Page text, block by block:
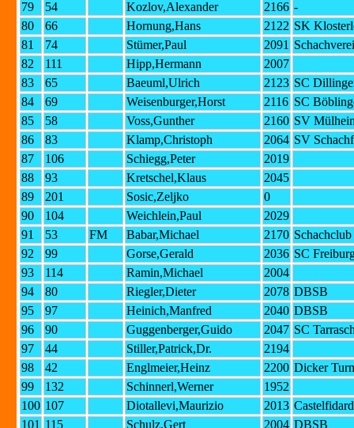
79
54 Kozlov,Alexander 2166 -
80
66 Hornung,Hans 2122 SK
81
74 Stümer,Paul 2091
82
111 Hipp,Hermann
2007
83
65 Baeuml,Ulrich 2123 SC
84
69 Weisenburger,Horst 2116 SC
85
58 Voss,Gunther 2160 SV
86
83 Klamp,Christoph 2064 SV
87
106 Schiegg,Peter
2019
88
93 Kretschel,Klaus
2045
89
201 Sosic,Zeljko
0
90
104 Weichlein,Paul
2029
91
53 FM Babar,Michael 2170
92
99 Gorse,Gerald 2036 SC
93
114 Ramin,Michael
2004
94
80 Riegler,Dieter 2078 DBSB
95
97 Heinich,Manfred 2040 DBSB
96
90 Guggenberger,Guido 2047 SC
97
44 Stiller,Patrick,Dr.
2194
98
42 Englmeier,Heinz 2200 Dicker
99
132 Schinnerl,Werner
1952
100 107 Diotallevi,Maurizio 2013
101 115 Schulz,Gert 2004 DBSB